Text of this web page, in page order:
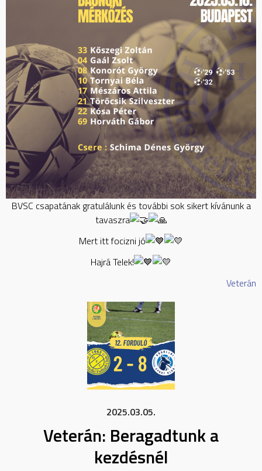
BVSC csapatának gratulálunk és további sok sikert kívánunk a
tavaszra
Mert itt focizni jó
Hajrá Telek!
Veterán
2025.03.05.
Veterán: Beragadtunk a
kezdésnél